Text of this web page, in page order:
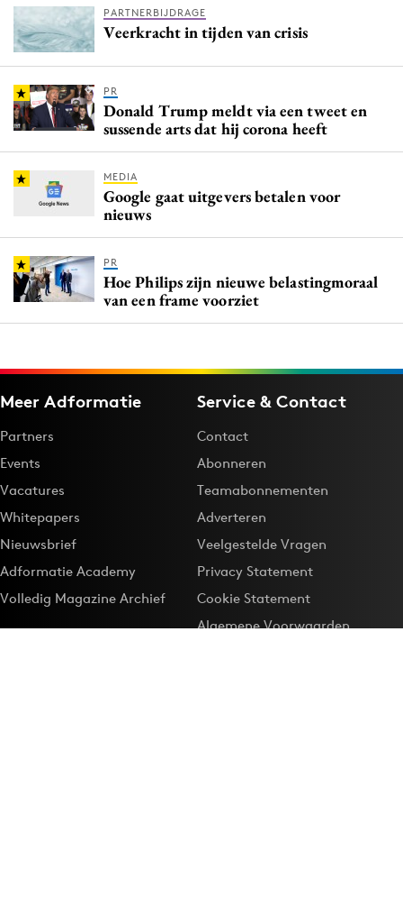
PARTNERBIJDRAGE
Veerkracht in tijden van crisis
PR
Donald Trump meldt via een tweet en
sussende arts dat hij corona heeft
MEDIA
Google gaat uitgevers betalen voor
nieuws
PR
Hoe Philips zijn nieuwe belastingmoraal
van een frame voorziet
Meer Adformatie
Partners
Events
Vacatures
Whitepapers
Nieuwsbrief
Adformatie Academy
Volledig Magazine Archief
Service & Contact
Contact
Abonneren
Teamabonnementen
Adverteren
Veelgestelde Vragen
Privacy Statement
Cookie Statement
Algemene Voorwaarden